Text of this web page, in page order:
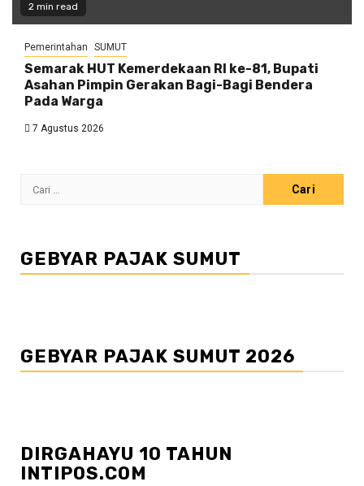
2 min read
Pemerintahan SUMUT
Semarak HUT Kemerdekaan RI ke-81, Bupati
Asahan Pimpin Gerakan Bagi-Bagi Bendera
Pada Warga
7 Agustus 2026
Cari
GEBYAR PAJAK SUMUT
GEBYAR PAJAK SUMUT 2026
DIRGAHAYU 10 TAHUN
INTIPOS.COM